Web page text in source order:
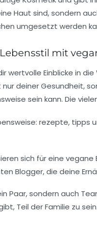
Haut sind, sondern
umgesetzt werden
mit
wertvolle Einblicke in
nur deiner Gesundheit,
sein kann. Die
sich für eine vegane
Blogger, die deine
Paar, sondern auch
Teil der Familie zu